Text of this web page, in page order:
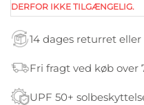
DERFOR IKKE TILGÆNGELIG.
14 dages returret
Fri fragt ved køb over
UPF 50+